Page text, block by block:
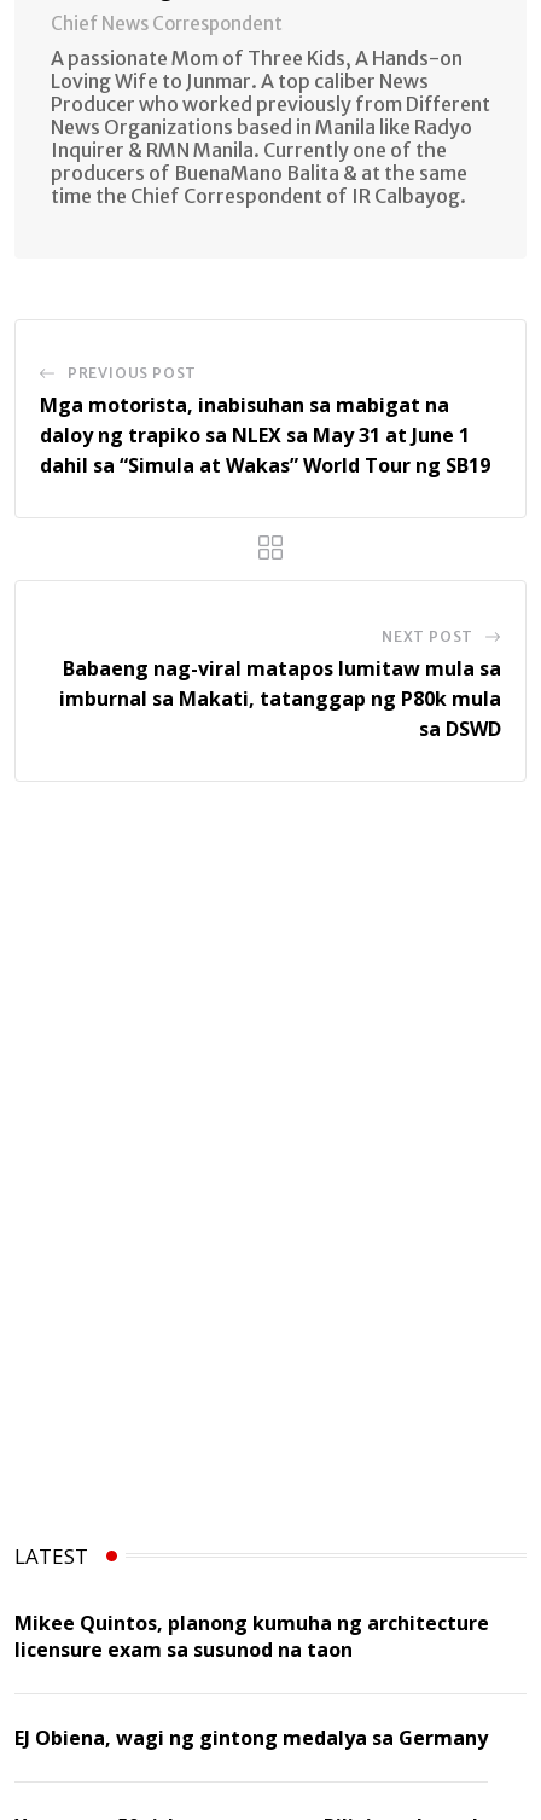
Chief News Correspondent
A passionate Mom of Three Kids, A Hands-on
Loving Wife to Junmar. A top caliber News
Producer who worked previously from Different
News Organizations based in Manila like Radyo
Inquirer & RMN Manila. Currently one of the
producers of BuenaMano Balita & at the same
time the Chief Correspondent of IR Calbayog.
PREVIOUS POST
Mga motorista, inabisuhan sa mabigat na
daloy ng trapiko sa NLEX sa May 31 at June 1
dahil sa “Simula at Wakas” World Tour ng SB19
NEXT POST
Babaeng nag-viral matapos lumitaw mula sa
imburnal sa Makati, tatanggap ng P80k mula
sa DSWD
LATEST
Mikee Quintos, planong kumuha ng architecture
licensure exam sa susunod na taon
EJ Obiena, wagi ng gintong medalya sa Germany